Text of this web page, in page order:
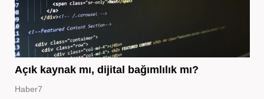
Açık kaynak mı, dijital bağımlılık mı?
Haber7